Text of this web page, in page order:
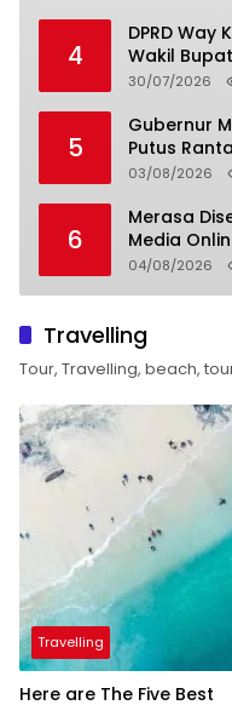
4
DPRD Way
Wakil
30/07/2026
5
Gubernur
Putus
03/08/2026
6
Merasa
Media
04/08/2026
Travelling
Tour, Travelling, beach,
Travelling
Here are The Five Best